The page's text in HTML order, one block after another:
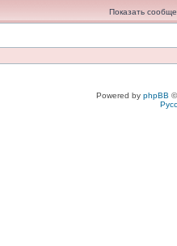
Показать
Powered by phpBB